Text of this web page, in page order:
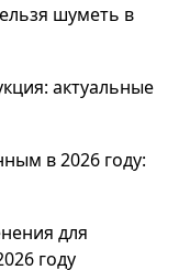
шуметь в
актуальные
в 2026 году:
для
году